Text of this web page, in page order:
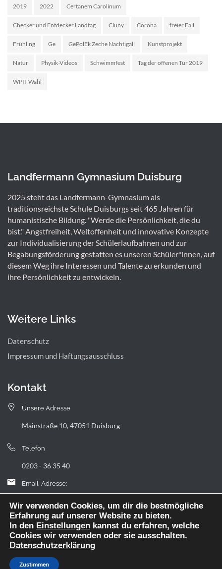
2019 2022 Certanem Carolinum
Checker und Entdecker Landtag Cluny Corona freier Fall
Frühling Ge GePolEk Zeche Nachtigall Kunstprojekt
Natur Physik-Videos Schwimmfest Tag der offenen Tür 2019
WPII-Wahl
Landfermann Gymnasium Duisburg
2025 steht das Landfermann-Gymnasium als
traditionsreichste Schule Duisburgs seit 465 Jahren für
humanistische Bildung. "Werde die Persönlichkeit, die du
bist." Angstfreiheit, Weltoffenheit und innovative Konzepte
zur Individualisierung der Schülerlaufbahnen und zur
Begabungsförderung gestatten es unseren Schüler*innen, auf
diesem Weg ihre Interessen und Talente zu erkunden und
ihre Persönlichkeit zu entwickeln.
Weitere Links
Datenschutz
Impressum und Haftungsausschluss
Kontakt
Unsere Adresse
Mainstraße 10, 47051 Duisburg
Telefon
0203 - 36 35 40
Email-Adresse:
landfermann.gymnasium[at]stadt-duisburg.de
Wir verwenden Cookies, um dir die bestmögliche
Erfahrung auf unserer Website zu bieten.
In den Einstellungen kannst du erfahren, welche
Cookies wir verwenden oder sie ausschalten.
Datenschutzerklärung
Zustimmen